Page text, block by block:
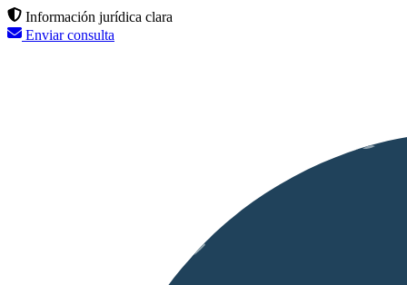
Información jurídica clara
Enviar consulta